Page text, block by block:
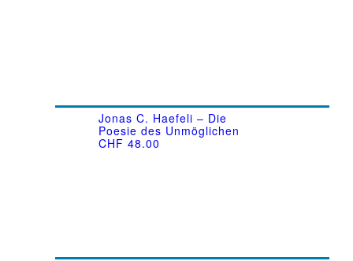
Jonas C. Haefeli – Die
Poesie des Unmöglichen
CHF 48.00